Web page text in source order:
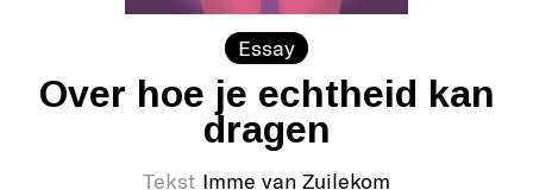
Essay
Over hoe je echtheid kan
dragen
Tekst Imme van Zuilekom